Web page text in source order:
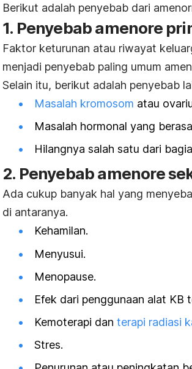
Berikut adalah penyebab dari
1. Penyebab amenore
Faktor keturunan atau riwayat
menjadi penyebab paling umum
Selain itu, berikut adalah penyebab
Masalah kromosom atau
Masalah hormonal yang
Hilangnya salah satu dari
2. Penyebab amenore
Ada cukup banyak hal yang
di antaranya.
Kehamilan.
Menyusui.
Menopause.
Efek dari penggunaan alat KB
Kemoterapi dan terapi radiasi
Stres.